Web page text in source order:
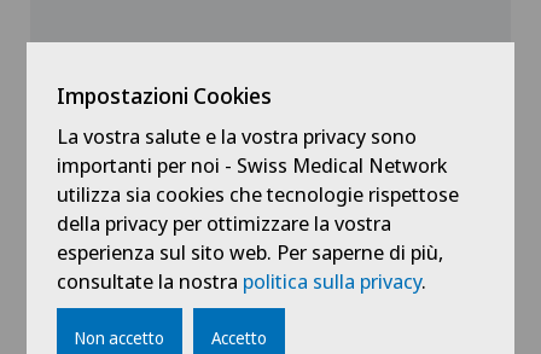
Vedi profilo
Mostra tutto
Impostazioni Cookies
La vostra salute e la vostra privacy sono
importanti per noi - Swiss Medical Network
utilizza sia cookies che tecnologie rispettose
della privacy per ottimizzare la vostra
esperienza sul sito web. Per saperne di più,
consultate la nostra politica sulla privacy.
Non accetto Accetto